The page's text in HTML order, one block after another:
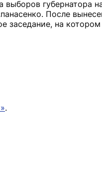
выборов губернатора
После
заседание, на котором
.